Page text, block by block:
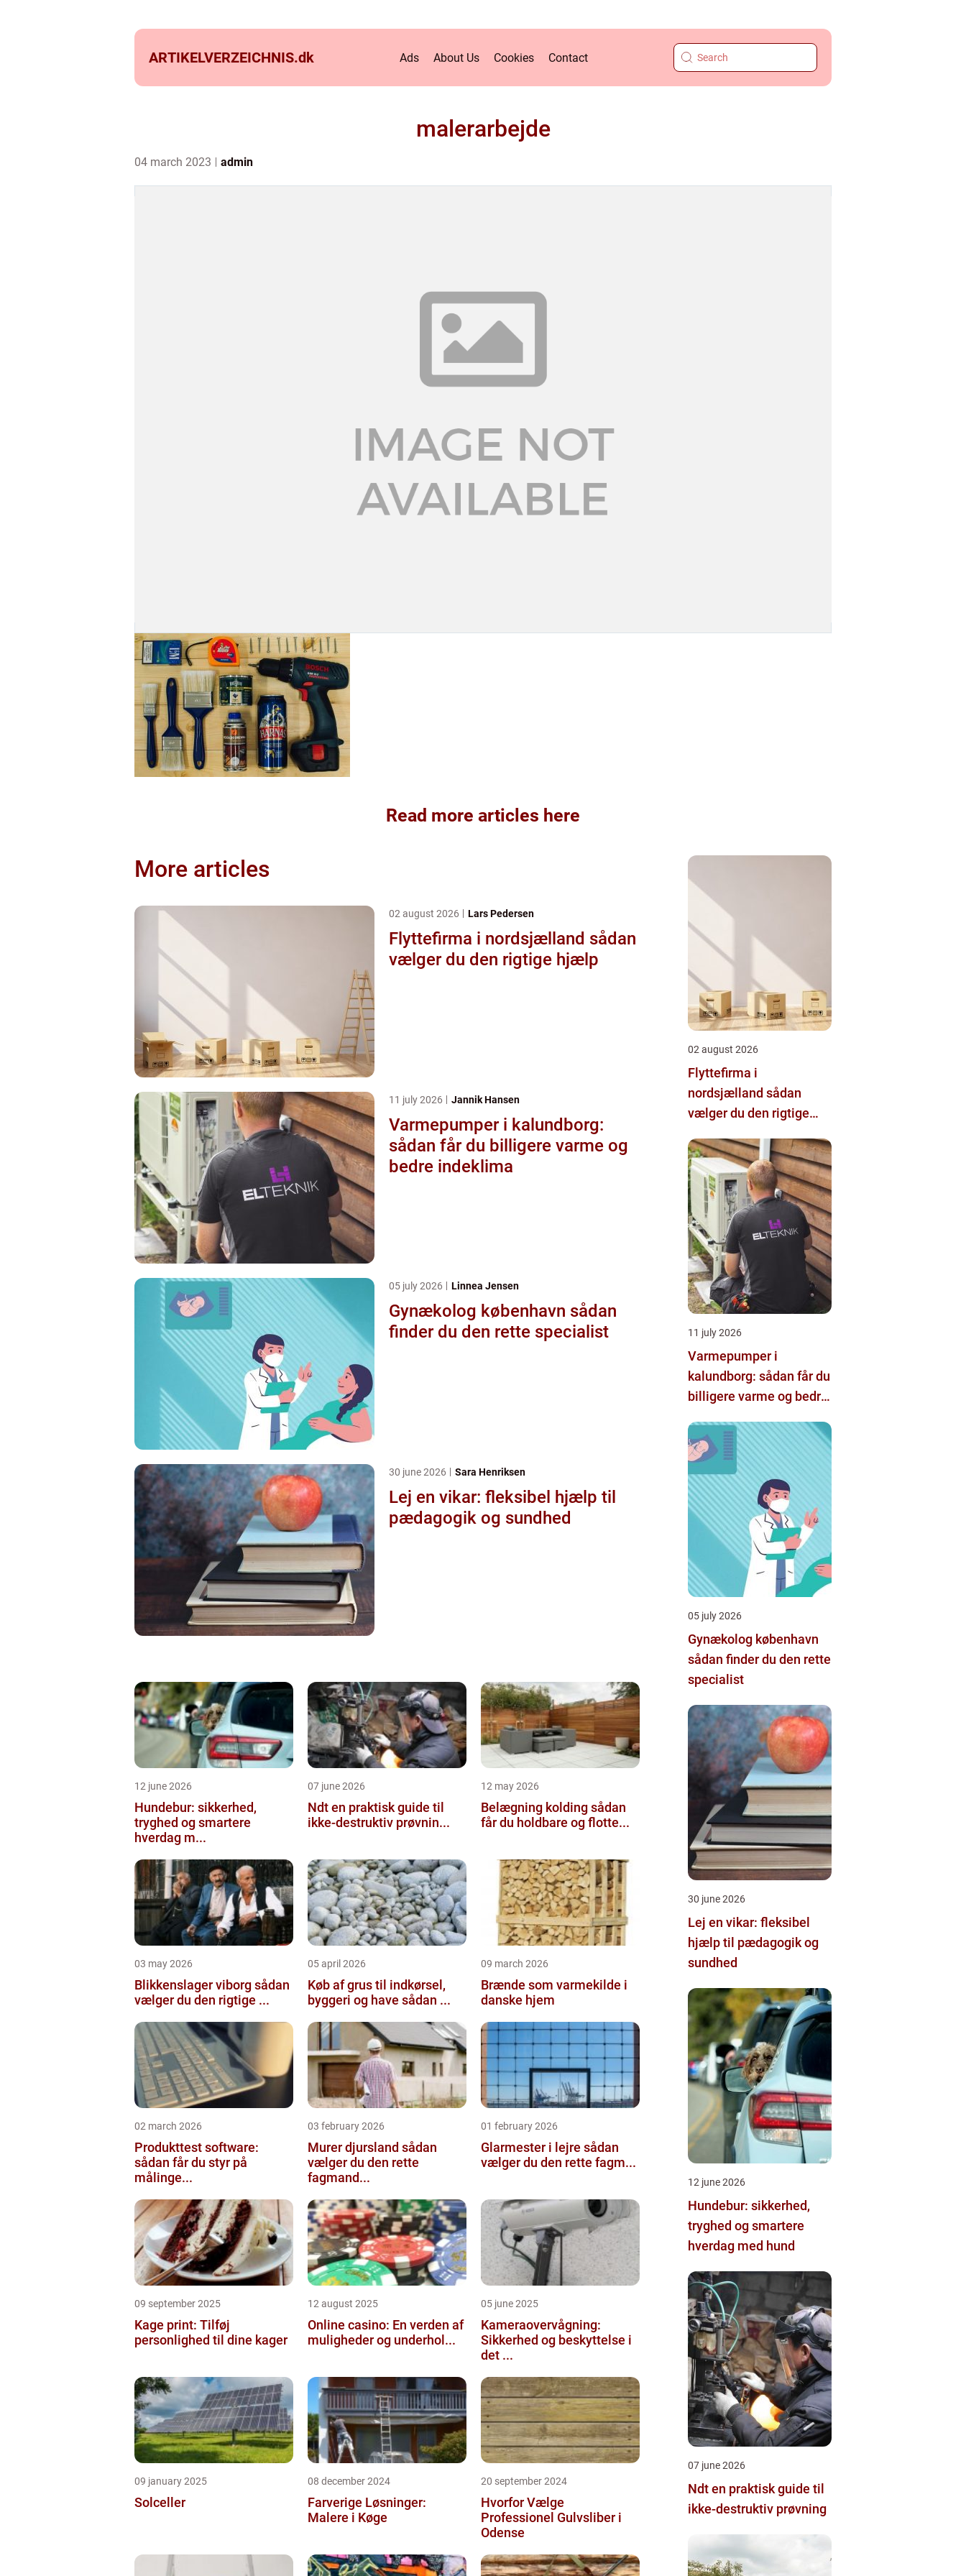
ARTIKELVERZEICHNIS.dk Ads About Us Cookies Contact
malerarbejde
04 march 2023 admin
Read more articles here
More articles
02 august 2026 Lars Pedersen
Flyttefirma i nordsjælland sådan
vælger du den rigtige hjælp
11 july 2026 Jannik Hansen
Varmepumper i kalundborg:
sådan får du billigere varme og
bedre indeklima
05 july 2026 Linnea Jensen
Gynækolog københavn sådan
finder du den rette specialist
30 june 2026 Sara Henriksen
Lej en vikar: fleksibel hjælp til
pædagogik og sundhed
12 june 2026
Hundebur: sikkerhed,
tryghed og smartere
hverdag m...
07 june 2026
Ndt en praktisk guide til
ikke-destruktiv prøvnin...
12 may 2026
Belægning kolding sådan
får du holdbare og flotte...
03 may 2026
Blikkenslager viborg sådan
vælger du den rigtige ...
05 april 2026
Køb af grus til indkørsel,
byggeri og have sådan ...
09 march 2026
Brænde som varmekilde i
danske hjem
02 march 2026
Produkttest software:
sådan får du styr på
målinge...
03 february 2026
Murer djursland sådan
vælger du den rette
fagmand...
01 february 2026
Glarmester i lejre sådan
vælger du den rette fagm...
09 september 2025
Kage print: Tilføj
personlighed til dine kager
12 august 2025
Online casino: En verden af
muligheder og underhol...
05 june 2025
Kameraovervågning:
Sikkerhed og beskyttelse i
det ...
09 january 2025
Solceller
08 december 2024
Farverige Løsninger:
Malere i Køge
20 september 2024
Hvorfor Vælge
Professionel Gulvsliber i
Odense
02 august 2026
Flyttefirma i
nordsjælland sådan
vælger du den rigtige
11 july 2026
Varmepumper i
kalundborg: sådan får du
billigere varme og bedre
05 july 2026
Gynækolog københavn
sådan finder du den rette
specialist
30 june 2026
Lej en vikar: fleksibel
hjælp til pædagogik og
sundhed
12 june 2026
Hundebur: sikkerhed,
tryghed og smartere
hverdag med hund
07 june 2026
Ndt en praktisk guide til
ikke-destruktiv prøvning